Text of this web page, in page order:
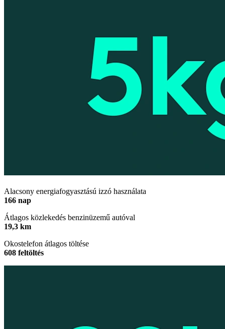
Alacsony energiafogyasztású izzó használata
166 nap
Átlagos közlekedés benzinüzemű autóval
19,3 km
Okostelefon átlagos töltése
608 feltöltés